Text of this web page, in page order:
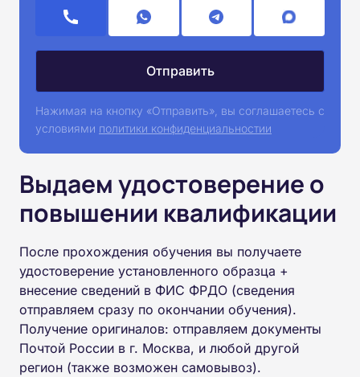
Нажимая на кнопку «Отправить», вы соглашаетесь с
условиями политики конфиденциальностии
Выдаем удостоверение о
повышении квалификации
После прохождения обучения вы получаете
удостоверение установленного образца +
внесение сведений в ФИС ФРДО (сведения
отправляем сразу по окончании обучения).
Получение оригиналов: отправляем документы
Почтой России в г. Москва, и любой другой
регион (также возможен самовывоз).